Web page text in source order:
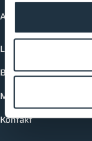
Academy
Login
Medienformate
Kontakt